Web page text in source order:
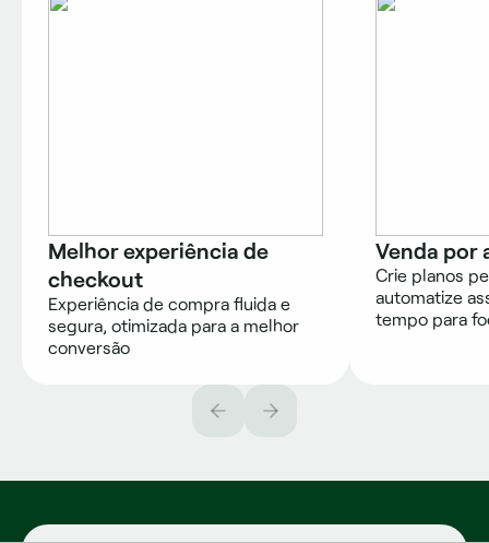
Melhor experiência de
checkout
Experiência de compra fluida e
segura, otimizada para a melhor
conversão
Venda por
Crie planos
automatize
tempo para